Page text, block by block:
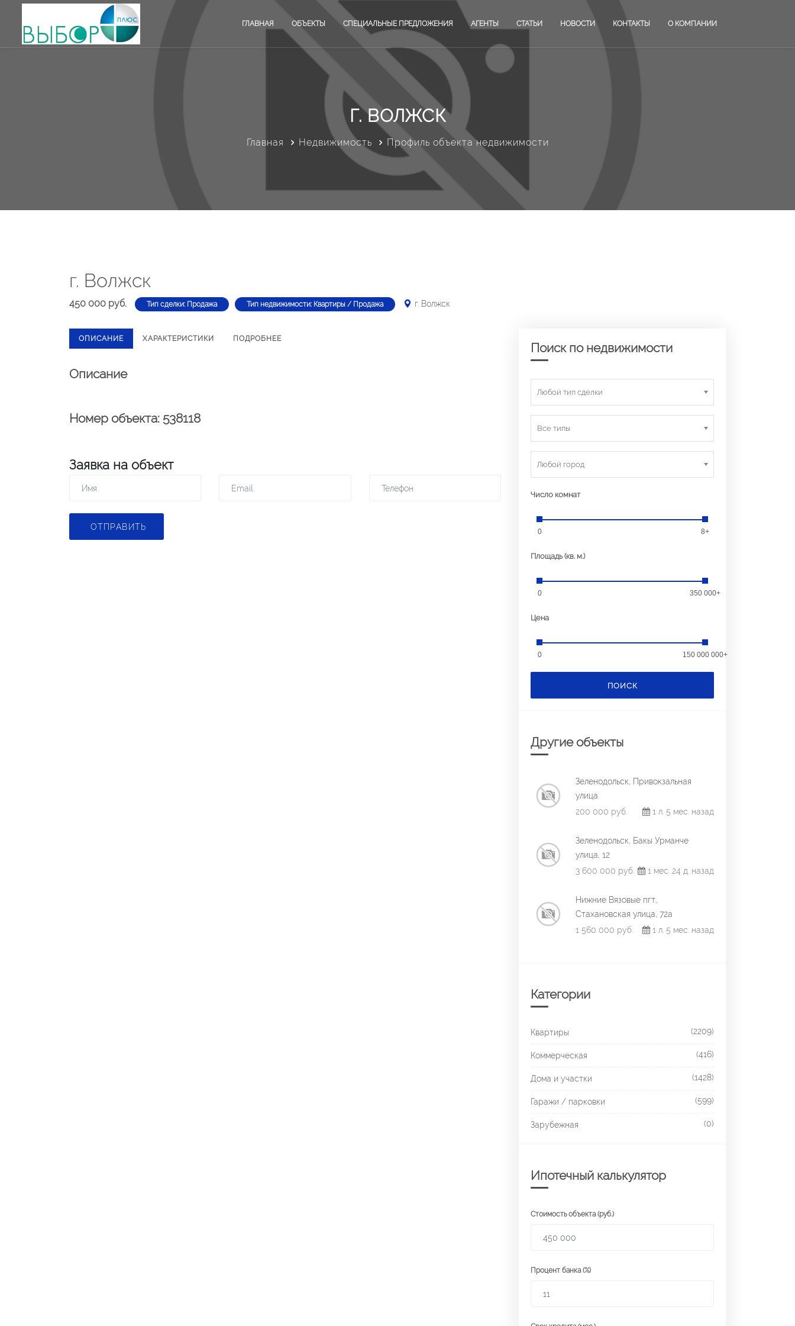
ГЛАВНАЯ ОБЪЕКТЫ СПЕЦИАЛЬНЫЕ ПРЕДЛОЖЕНИЯ АГЕНТЫ СТАТЬИ НОВОСТИ КОНТАКТЫ О КОМПАНИИ
Г. ВОЛЖСК
Главная Недвижимость Профиль объекта недвижимости
г. Волжск
450 000 руб. Тип сделки: Продажа Тип недвижимости: Квартиры / Продажа г. Волжск
ОПИСАНИЕ ХАРАКТЕРИСТИКИ ПОДРОБНЕЕ
Описание
Номер объекта: 538118
Заявка на объект
ОТПРАВИТЬ
Поиск по недвижимости
Любой тип сделки
Все типы
Любой город
Число комнат
0 8+
Площадь (кв. м.)
0 350 000+
Цена
0 150 000 000+
ПОИСК
Другие объекты
Зеленодольск, Привокзальная
улица
200 000 руб.
1 л. 5 мес. назад
Зеленодольск, Бакы Урманче
улица, 12
3 600 000 руб.
1 мес. 24 д. назад
Нижние Вязовые пгт.,
Стахановская улица, 72а
1 560 000 руб.
1 л. 5 мес. назад
Категории
Квартиры (2209)
Коммерческая (416)
Дома и участки (1428)
Гаражи / парковки (599)
Зарубежная (0)
Ипотечный калькулятор
Стоимость объекта (руб.)
Процент банка (%)